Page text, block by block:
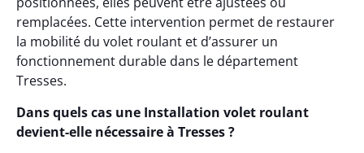
remplacées. Cette intervention permet de restaurer
la mobilité du volet roulant et d’assurer un
fonctionnement durable dans le département
Tresses.
Dans quels cas une Installation volet roulant
devient-elle nécessaire à Tresses ?